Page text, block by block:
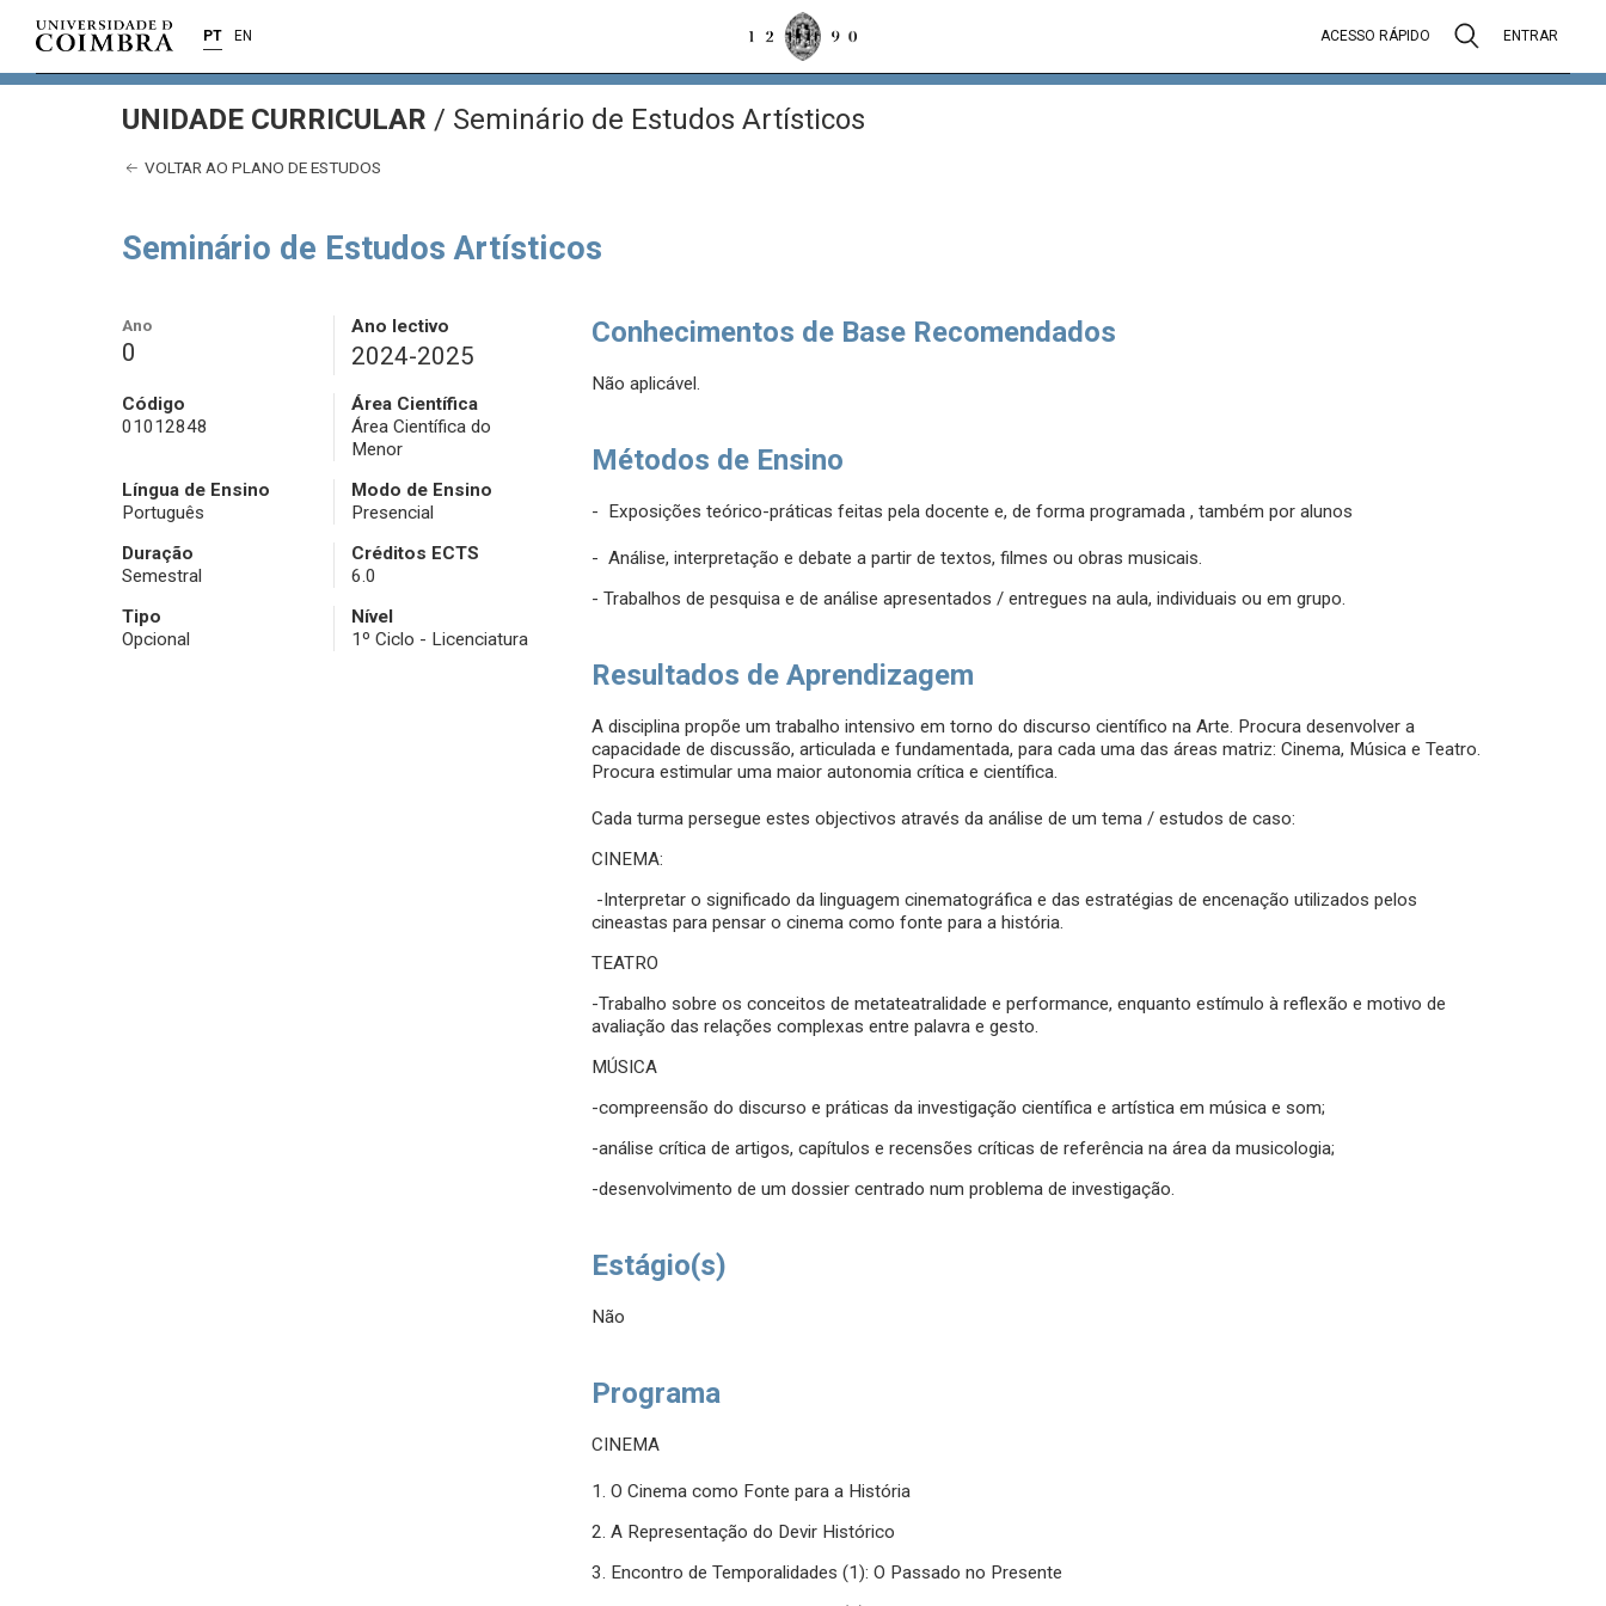
PT EN ACESSO RÁPIDO ENTRAR
UNIDADE CURRICULAR / Seminário de Estudos Artísticos
VOLTAR AO PLANO DE ESTUDOS
Seminário de Estudos Artísticos
Ano
0
Ano lectivo
2024-2025
Código
01012848
Área Científica
Área Científica do
Menor
Língua de Ensino
Português
Modo de Ensino
Presencial
Duração
Semestral
Créditos ECTS
6.0
Tipo
Opcional
Nível
1º Ciclo - Licenciatura
Conhecimentos de Base Recomendados
Não aplicável.
Métodos de Ensino
- Exposições teórico-práticas feitas pela docente e, de forma programada , também por alunos
- Análise, interpretação e debate a partir de textos, filmes ou obras musicais.
- Trabalhos de pesquisa e de análise apresentados / entregues na aula, individuais ou em grupo.
Resultados de Aprendizagem
A disciplina propõe um trabalho intensivo em torno do discurso científico na Arte. Procura desenvolver a
capacidade de discussão, articulada e fundamentada, para cada uma das áreas matriz: Cinema, Música e Teatro.
Procura estimular uma maior autonomia crítica e científica.
Cada turma persegue estes objectivos através da análise de um tema / estudos de caso:
CINEMA:
-Interpretar o significado da linguagem cinematográfica e das estratégias de encenação utilizados pelos
cineastas para pensar o cinema como fonte para a história.
TEATRO
-Trabalho sobre os conceitos de metateatralidade e performance, enquanto estímulo à reflexão e motivo de
avaliação das relações complexas entre palavra e gesto.
MÚSICA
-compreensão do discurso e práticas da investigação científica e artística em música e som;
-análise crítica de artigos, capítulos e recensões críticas de referência na área da musicologia;
-desenvolvimento de um dossier centrado num problema de investigação.
Estágio(s)
Não
Programa
CINEMA
1. O Cinema como Fonte para a História
2. A Representação do Devir Histórico
3. Encontro de Temporalidades (1): O Passado no Presente